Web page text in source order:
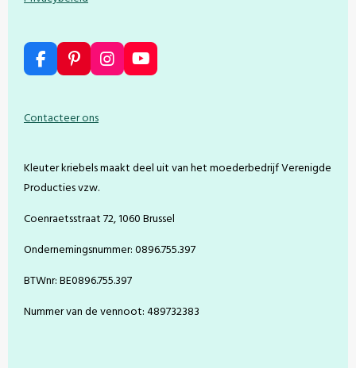
F
a
e
b
k
P
i
e
s
t
I
n
a
Y
o
Contacteer ons
Kleuter kriebels maakt deel uit van het moederbedrijf Verenigde
Producties vzw.
Coenraetsstraat 72, 1060 Brussel
Ondernemingsnummer: 0896.755.397
BTWnr: BE0896.755.397
Nummer van de vennoot: 489732383